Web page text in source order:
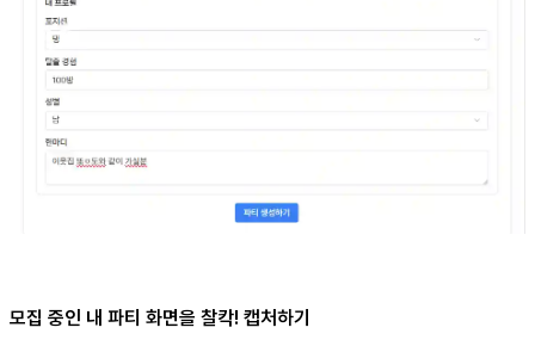
모집 중인 내 파티 화면을 찰칵! 캡처하기